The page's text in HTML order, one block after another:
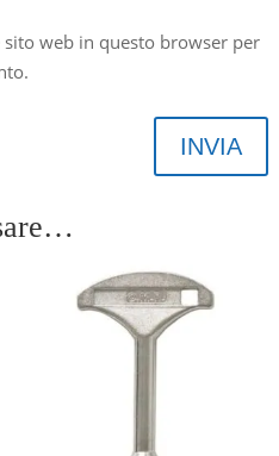
web in questo browser per
INVIA